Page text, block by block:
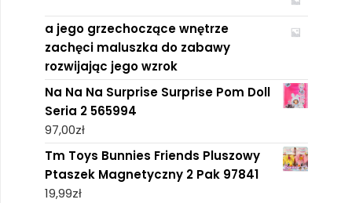
a jego grzechoczące wnętrze
zachęci maluszka do zabawy
rozwijając jego wzrok
Na Na Na Surprise Surprise Pom Doll
Seria 2 565994
97,00zł
Tm Toys Bunnies Friends Pluszowy
Ptaszek Magnetyczny 2 Pak 97841
19,99zł